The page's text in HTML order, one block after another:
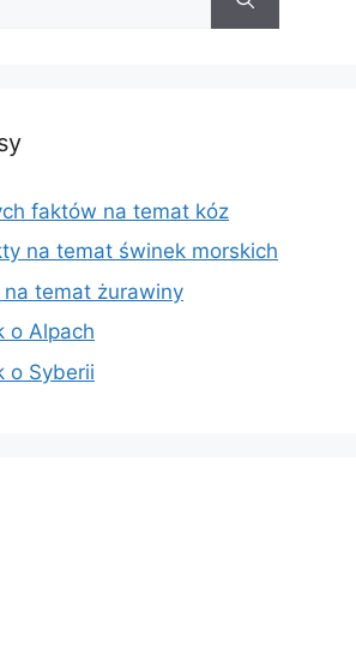
faktów na temat kóz
na temat świnek morskich
temat żurawiny
o Alpach
o Syberii